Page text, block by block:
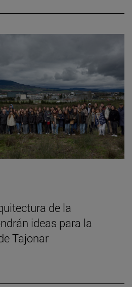
de la
ideas para la
Tajonar